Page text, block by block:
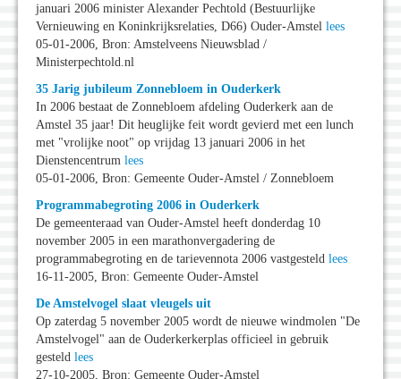
januari 2006 minister Alexander Pechtold (Bestuurlijke
Vernieuwing en Koninkrijksrelaties, D66) Ouder-Amstel lees
05-01-2006, Bron: Amstelveens Nieuwsblad /
Ministerpechtold.nl
35 Jarig jubileum Zonnebloem in Ouderkerk
In 2006 bestaat de Zonnebloem afdeling Ouderkerk aan de
Amstel 35 jaar! Dit heuglijke feit wordt gevierd met een lunch
met "vrolijke noot" op vrijdag 13 januari 2006 in het
Dienstencentrum lees
05-01-2006, Bron: Gemeente Ouder-Amstel / Zonnebloem
Programmabegroting 2006 in Ouderkerk
De gemeenteraad van Ouder-Amstel heeft donderdag 10
november 2005 in een marathonvergadering de
programmabegroting en de tarievennota 2006 vastgesteld lees
16-11-2005, Bron: Gemeente Ouder-Amstel
De Amstelvogel slaat vleugels uit
Op zaterdag 5 november 2005 wordt de nieuwe windmolen "De
Amstelvogel" aan de Ouderkerkerplas officieel in gebruik
gesteld lees
27-10-2005, Bron: Gemeente Ouder-Amstel